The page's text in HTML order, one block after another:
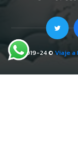
2019-24 ©Viaje a